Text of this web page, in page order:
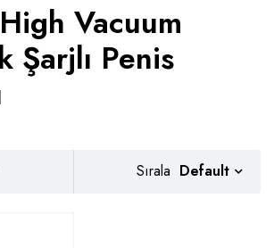
Vacuum
Şarjlı Penis
Sırala Default